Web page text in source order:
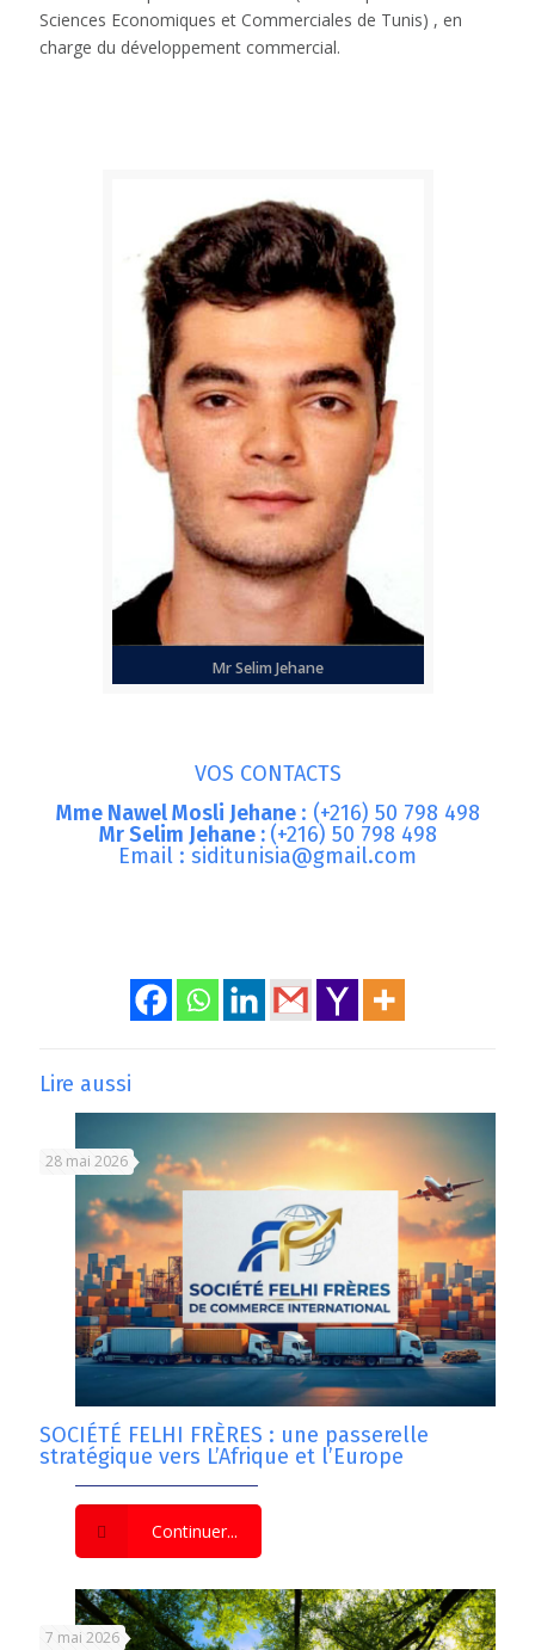
Sciences Economiques et Commerciales de Tunis) , en
charge du développement commercial.
Mr Selim Jehane
VOS CONTACTS
Mme Nawel Mosli Jehane : (+216) 50 798 498
Mr Selim Jehane : (+216) 50 798 498
Email : siditunisia@gmail.com
Lire aussi
28 mai 2026
SOCIÉTÉ FELHI FRÈRES : une passerelle
stratégique vers L’Afrique et l’Europe
Continuer...
7 mai 2026